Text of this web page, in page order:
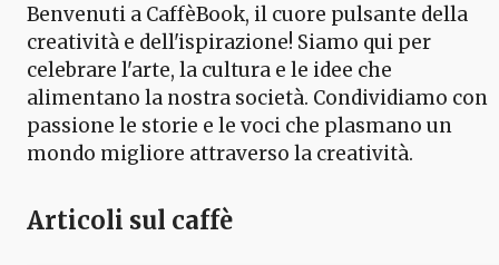
Benvenuti a CaffèBook, il cuore pulsante della
creatività e dell'ispirazione! Siamo qui per
celebrare l'arte, la cultura e le idee che
alimentano la nostra società. Condividiamo con
passione le storie e le voci che plasmano un
mondo migliore attraverso la creatività.
Articoli sul caffè